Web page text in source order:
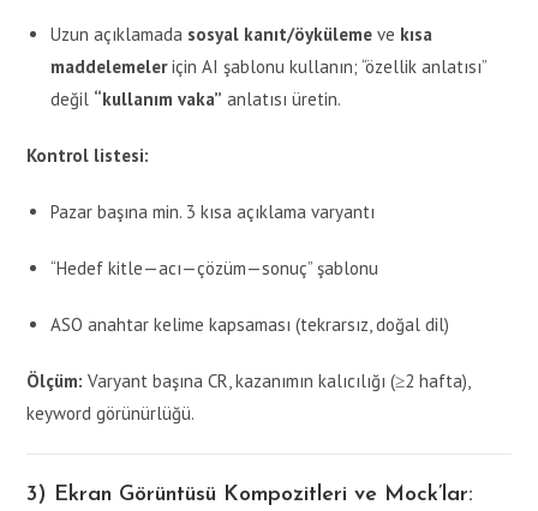
Uzun açıklamada sosyal kanıt/öyküleme ve kısa
maddelemeleriçin AI şablonu kullanın; “özellik anlatısı”
değil “kullanım vaka” anlatısı üretin.
Kontrol listesi:
Pazar başına min. 3 kısa açıklama varyantı
“Hedef kitle—acı—çözüm—sonuç” şablonu
ASO anahtar kelime kapsaması (tekrarsız, doğal dil)
Ölçüm: Varyant başına CR, kazanımın kalıcılığı (≥2 hafta),
keyword görünürlüğü.
3) Ekran Görüntüsü Kompozitleri ve Mock’lar: